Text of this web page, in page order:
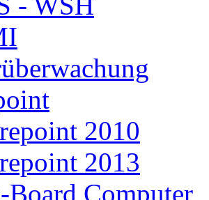
2010
2013
Board Computer